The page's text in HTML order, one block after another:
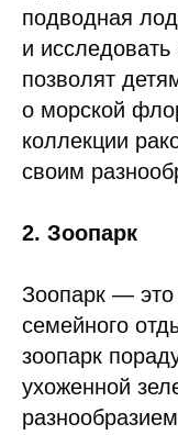
подводная
и
позволят
о морской
коллекции
своим
2. Зоопарк
Зоопарк — это
семейного
зоопарк
ухоженной